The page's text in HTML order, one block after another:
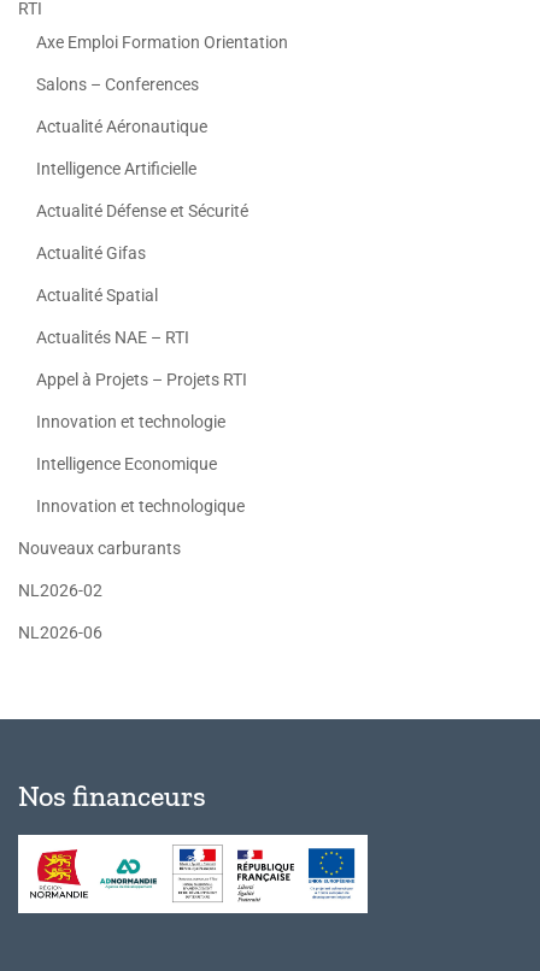
RTI
Axe Emploi Formation Orientation
Salons – Conferences
Actualité Aéronautique
Intelligence Artificielle
Actualité Défense et Sécurité
Actualité Gifas
Actualité Spatial
Actualités NAE – RTI
Appel à Projets – Projets RTI
Innovation et technologie
Intelligence Economique
Innovation et technologique
Nouveaux carburants
NL2026-02
NL2026-06
Nos financeurs